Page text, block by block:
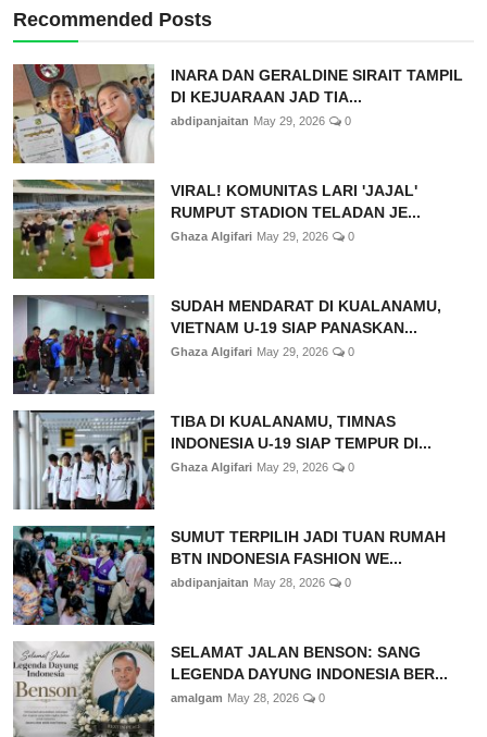
Recommended Posts
INARA DAN GERALDINE SIRAIT TAMPIL
DI KEJUARAAN JAD TIA...
abdipanjaitan May 29, 2026 0
VIRAL! KOMUNITAS LARI 'JAJAL'
RUMPUT STADION TELADAN JE...
Ghaza Algifari May 29, 2026 0
SUDAH MENDARAT DI KUALANAMU,
VIETNAM U-19 SIAP PANASKAN...
Ghaza Algifari May 29, 2026 0
TIBA DI KUALANAMU, TIMNAS
INDONESIA U-19 SIAP TEMPUR DI...
Ghaza Algifari May 29, 2026 0
SUMUT TERPILIH JADI TUAN RUMAH
BTN INDONESIA FASHION WE...
abdipanjaitan May 28, 2026 0
SELAMAT JALAN BENSON: SANG
LEGENDA DAYUNG INDONESIA BER...
amalgam May 28, 2026 0